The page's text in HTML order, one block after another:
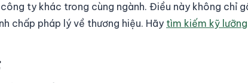
ty khác trong cùng ngành. Điều này không chỉ
chấp pháp lý về thương hiệu. Hãy tìm kiếm kỹ lưỡng